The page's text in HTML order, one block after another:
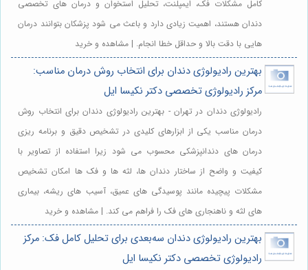
کامل مشکلات فک، ایمپلنت، تحلیل استخوان و درمان های تخصصی
دندان هستند، اهمیت زیادی دارد و باعث می شود پزشکان بتوانند درمان
هایی با دقت بالا و حداقل خطا انجام. | مشاهده و خرید
بهترین رادیولوژی دندان برای انتخاب روش درمان مناسب:
مرکز رادیولوژی تخصصی دکتر نکیسا ایل
رادیولوژی دندان در تهران - بهترین رادیولوژی دندان برای انتخاب روش
درمان مناسب یکی از ابزارهای کلیدی در تشخیص دقیق و برنامه ریزی
درمان های دندانپزشکی محسوب می شود زیرا استفاده از تصاویر با
کیفیت و واضح از ساختار دندان ها، لثه ها و فک ها امکان تشخیص
مشکلات پیچیده مانند پوسیدگی های عمیق، آسیب های ریشه، بیماری
های لثه و ناهنجاری های فک را فراهم می کند. | مشاهده و خرید
بهترین رادیولوژی دندان سه‌بعدی برای تحلیل کامل فک: مرکز
رادیولوژی تخصصی دکتر نکیسا ایل